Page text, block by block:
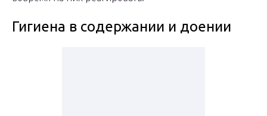
Гигиена в содержании и доении